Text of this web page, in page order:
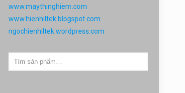
www.maythinghiem.com
www.hienhiltek.blogspot.com
ngochienhiltek.wordpress.com